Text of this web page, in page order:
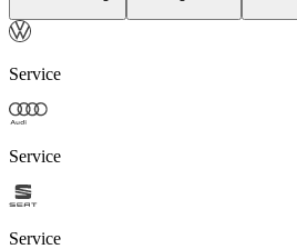
Service
Service
Service